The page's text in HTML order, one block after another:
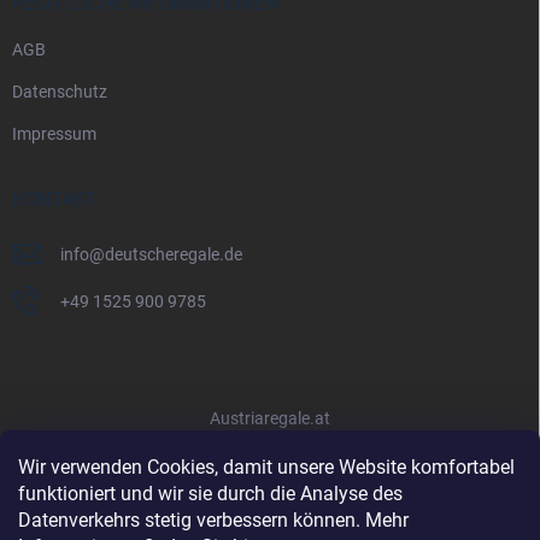
Wir verwenden Cookies, damit unsere Website komfortabel
funktioniert und wir sie durch die Analyse des
Datenverkehrs stetig verbessern können. Mehr
AGB
Datenschutz
Impressum
KONTAKT
info@deutscheregale.de
+49 1525 900 9785
Austriaregale.at